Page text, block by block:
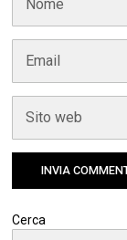
Cerca